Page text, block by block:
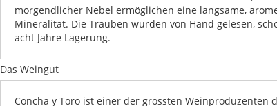
morgendlicher Nebel ermöglichen eine langsame,
Mineralität. Die Trauben wurden von Hand gelesen,
acht Jahre Lagerung.
Das Weingut
Concha y Toro ist einer der grössten